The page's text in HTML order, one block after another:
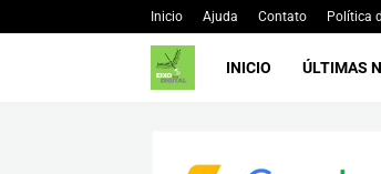
Inicio Ajuda Contato Política
INICIO ÚLTIMAS